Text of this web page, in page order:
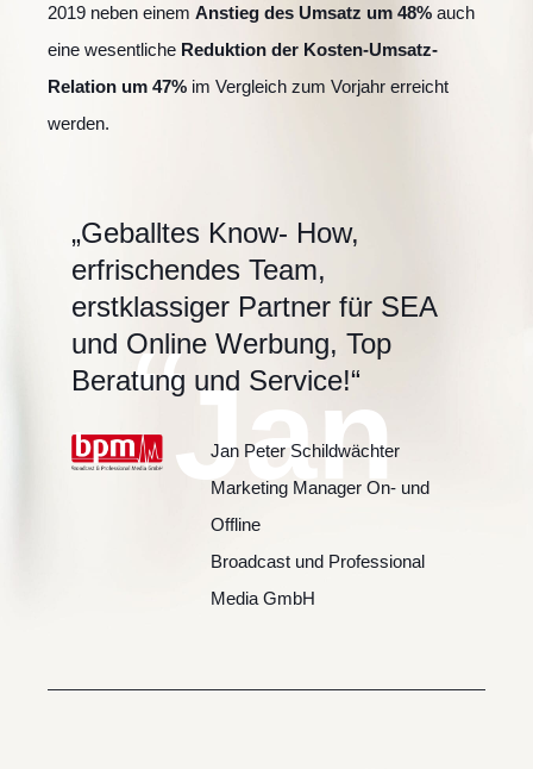
2019 neben einem Anstieg des Umsatz um 48% auch
eine wesentliche Reduktion der Kosten-Umsatz-
Relation um 47% im Vergleich zum Vorjahr erreicht
werden.
„Geballtes Know- How,
erfrischendes Team,
erstklassiger Partner für SEA
und Online Werbung, Top
Beratung und Service!“
“
Jan
Jan Peter Schildwächter
Marketing Manager On- und
Offline
Broadcast und Professional
Media GmbH